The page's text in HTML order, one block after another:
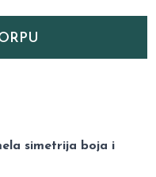
simetrija boja i